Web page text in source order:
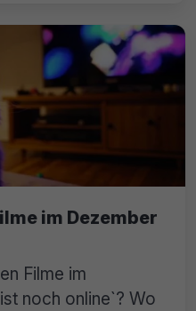
im Dezember
Filme im
noch online`? Wo